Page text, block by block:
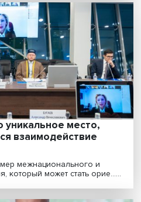
и политики»: как
к цифровым
катализатором
включая